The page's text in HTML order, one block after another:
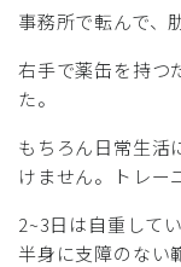
事務所で転んで、
右手で薬缶を持つ
た。
もちろん日常生活
けません。トレー
2~3日は自重して
半身に支障のない